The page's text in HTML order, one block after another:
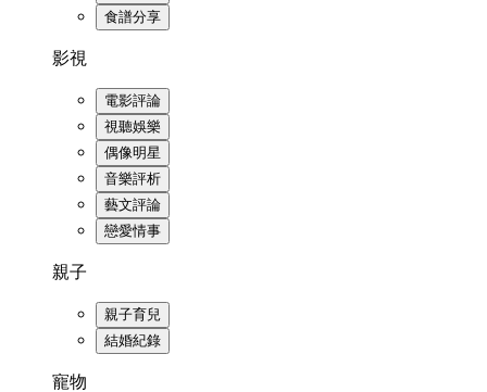
食譜分享
影視
電影評論
視聽娛樂
偶像明星
音樂評析
藝文評論
戀愛情事
親子
親子育兒
結婚紀錄
寵物